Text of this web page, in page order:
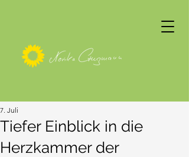
Tiefer Einblick in die
Herzkammer der
7. Juli